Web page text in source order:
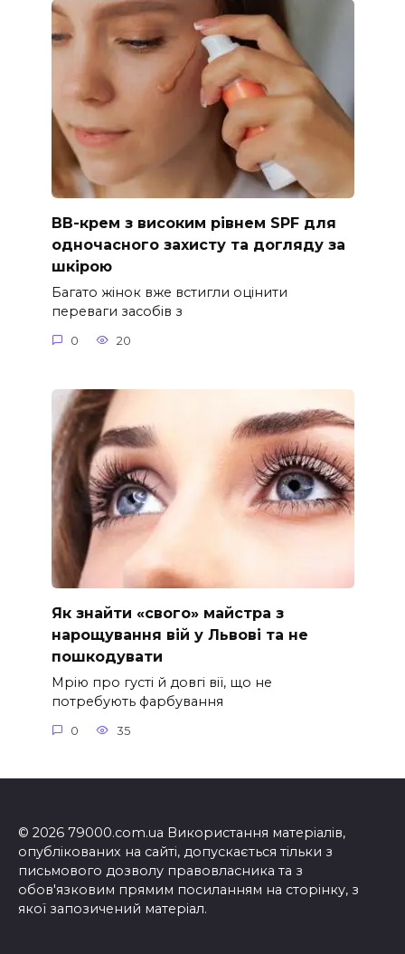
ВВ-крем з високим рівнем SPF для
одночасного захисту та догляду за
шкірою
Багато жінок вже встигли оцінити
переваги засобів з
0 20
Як знайти «свого» майстра з
нарощування вій у Львові та не
пошкодувати
Мрію про густі й довгі вії, що не
потребують фарбування
0 35
© 2026 79000.com.ua Використання матеріалів,
опублікованих на сайті, допускається тільки з
письмового дозволу правовласника та з
обов'язковим прямим посиланням на сторінку, з
якої запозичений матеріал.